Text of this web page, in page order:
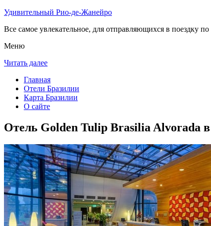
Удивительный Рио-де-Жанейро
Все самое увлекательное, для отправляющихся в поездку
Меню
Читать далее
Главная
Отели Бразилии
Карта Бразилии
О сайте
Отель Golden Tulip Brasilia Alvorada